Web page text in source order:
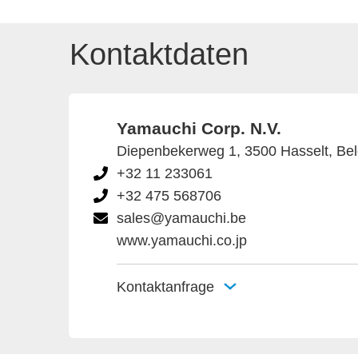
Kontaktdaten
Yamauchi Corp. N.V.
Diepenbekerweg 1, 3500 Hasselt,
+32 11 233061
+32 475 568706
sales@yamauchi.be
www.yamauchi.co.jp
Kontaktanfrage